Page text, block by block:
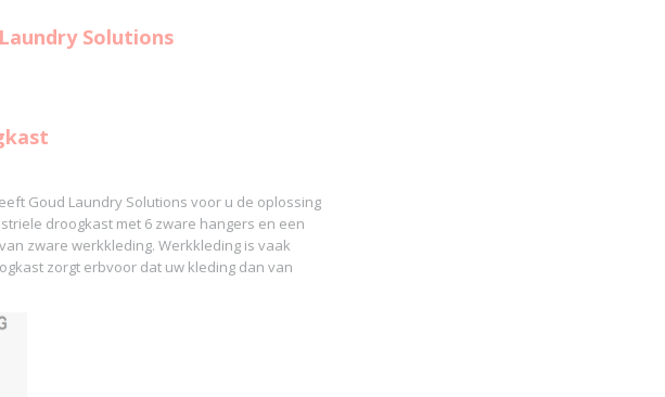
Solutions
Goud Laundry Solutions voor u de oplossing
droogkast met 6 zware hangers en een
zware werkkleding. Werkkleding is vaak
zorgt erbvoor dat uw kleding dan van